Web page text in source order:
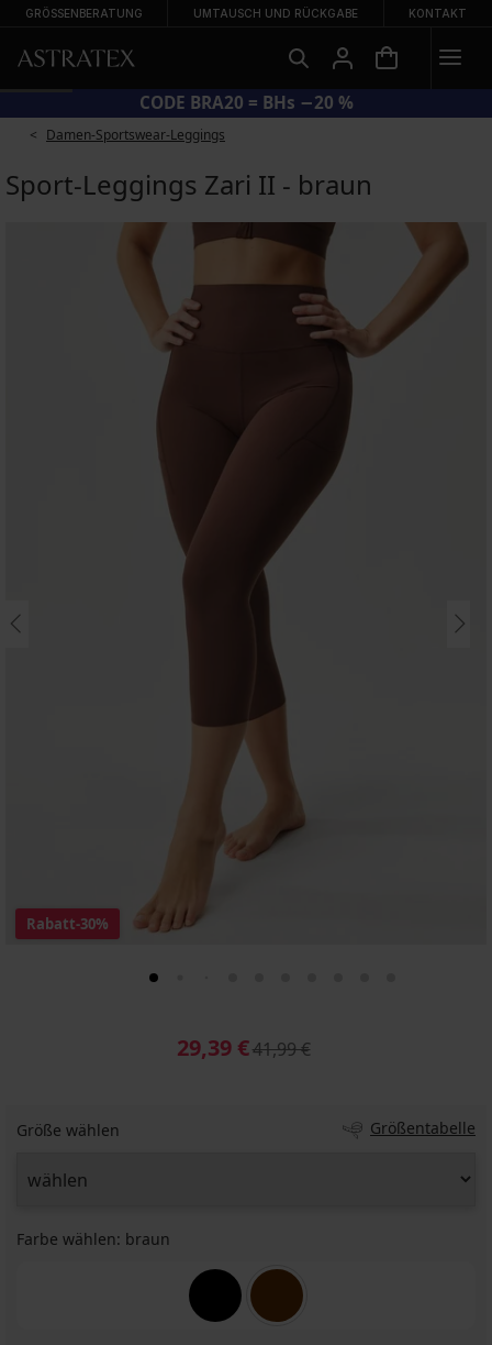
GRÖSSENBERATUNG UMTAUSCH UND RÜCKGABE KONTAKT
CODE BRA20 = BHs −20 %
Damen-Sportswear-Leggings
Sport-Leggings Zari II - braun
Rabatt-30%
29,39 €41,99 €
Größe wählen Größentabelle
Farbe wählen: braun